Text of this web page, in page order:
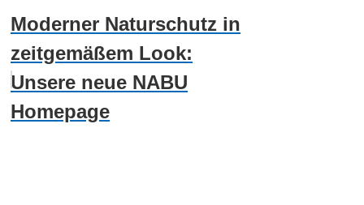
Moderner Naturschutz in
zeitgemäßem Look:
Unsere neue NABU
Homepage